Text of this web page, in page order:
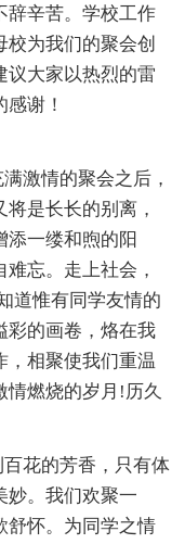
辞辛苦。学校工作
校为我们的聚会创
议大家以热烈的雷
谢！
激情的聚会之后，
是长长的别离，
添一缕和煦的阳
忘。走上社会，
道惟有同学友情的
彩的画卷，烙在我
，相聚使我们重温
情燃烧的岁月!历久
花的芳香，只有体
妙。我们欢聚一
舒怀。为同学之情